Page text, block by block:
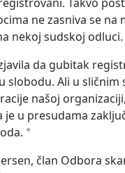
ne zasniva se na
nekoj sudskoj odluci.
da gubitak
slobodu. Ali u sličnim
našoj
je u presudama
a
član Odbora